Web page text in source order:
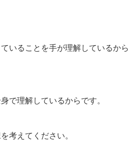
いることを手が理解しているから
で理解しているからです。
考えてください。